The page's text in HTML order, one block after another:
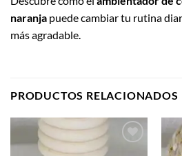
naranja puede cambiar tu rutina
más agradable.
PRODUCTOS RELACIONADOS